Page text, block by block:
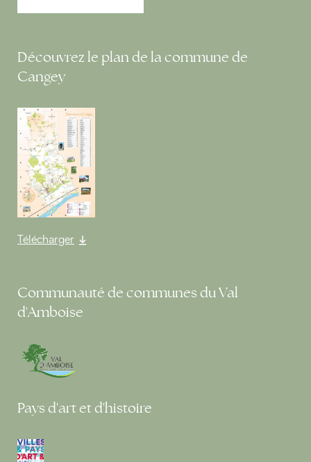
Découvrez le plan de la commune de
Cangey
Télécharger
Communauté de communes du Val
d'Amboise
Pays d'art et d'histoire